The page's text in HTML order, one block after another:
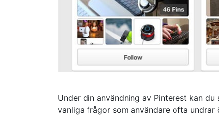
Under din användning av Pinterest kan
vanliga frågor som användare ofta undrar